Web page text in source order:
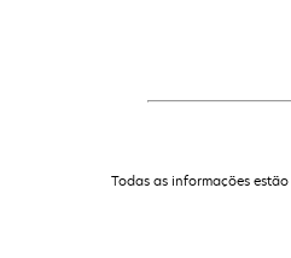
Todas as informações